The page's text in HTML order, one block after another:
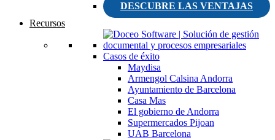
DESCUBRE LAS VENTAJAS
Recursos
Casos de éxito
Maydisa
Armengol Calsina Andorra
Ayuntamiento de Barcelona
Casa Mas
El gobierno de Andorra
Supermercados Pijoan
UAB Barcelona